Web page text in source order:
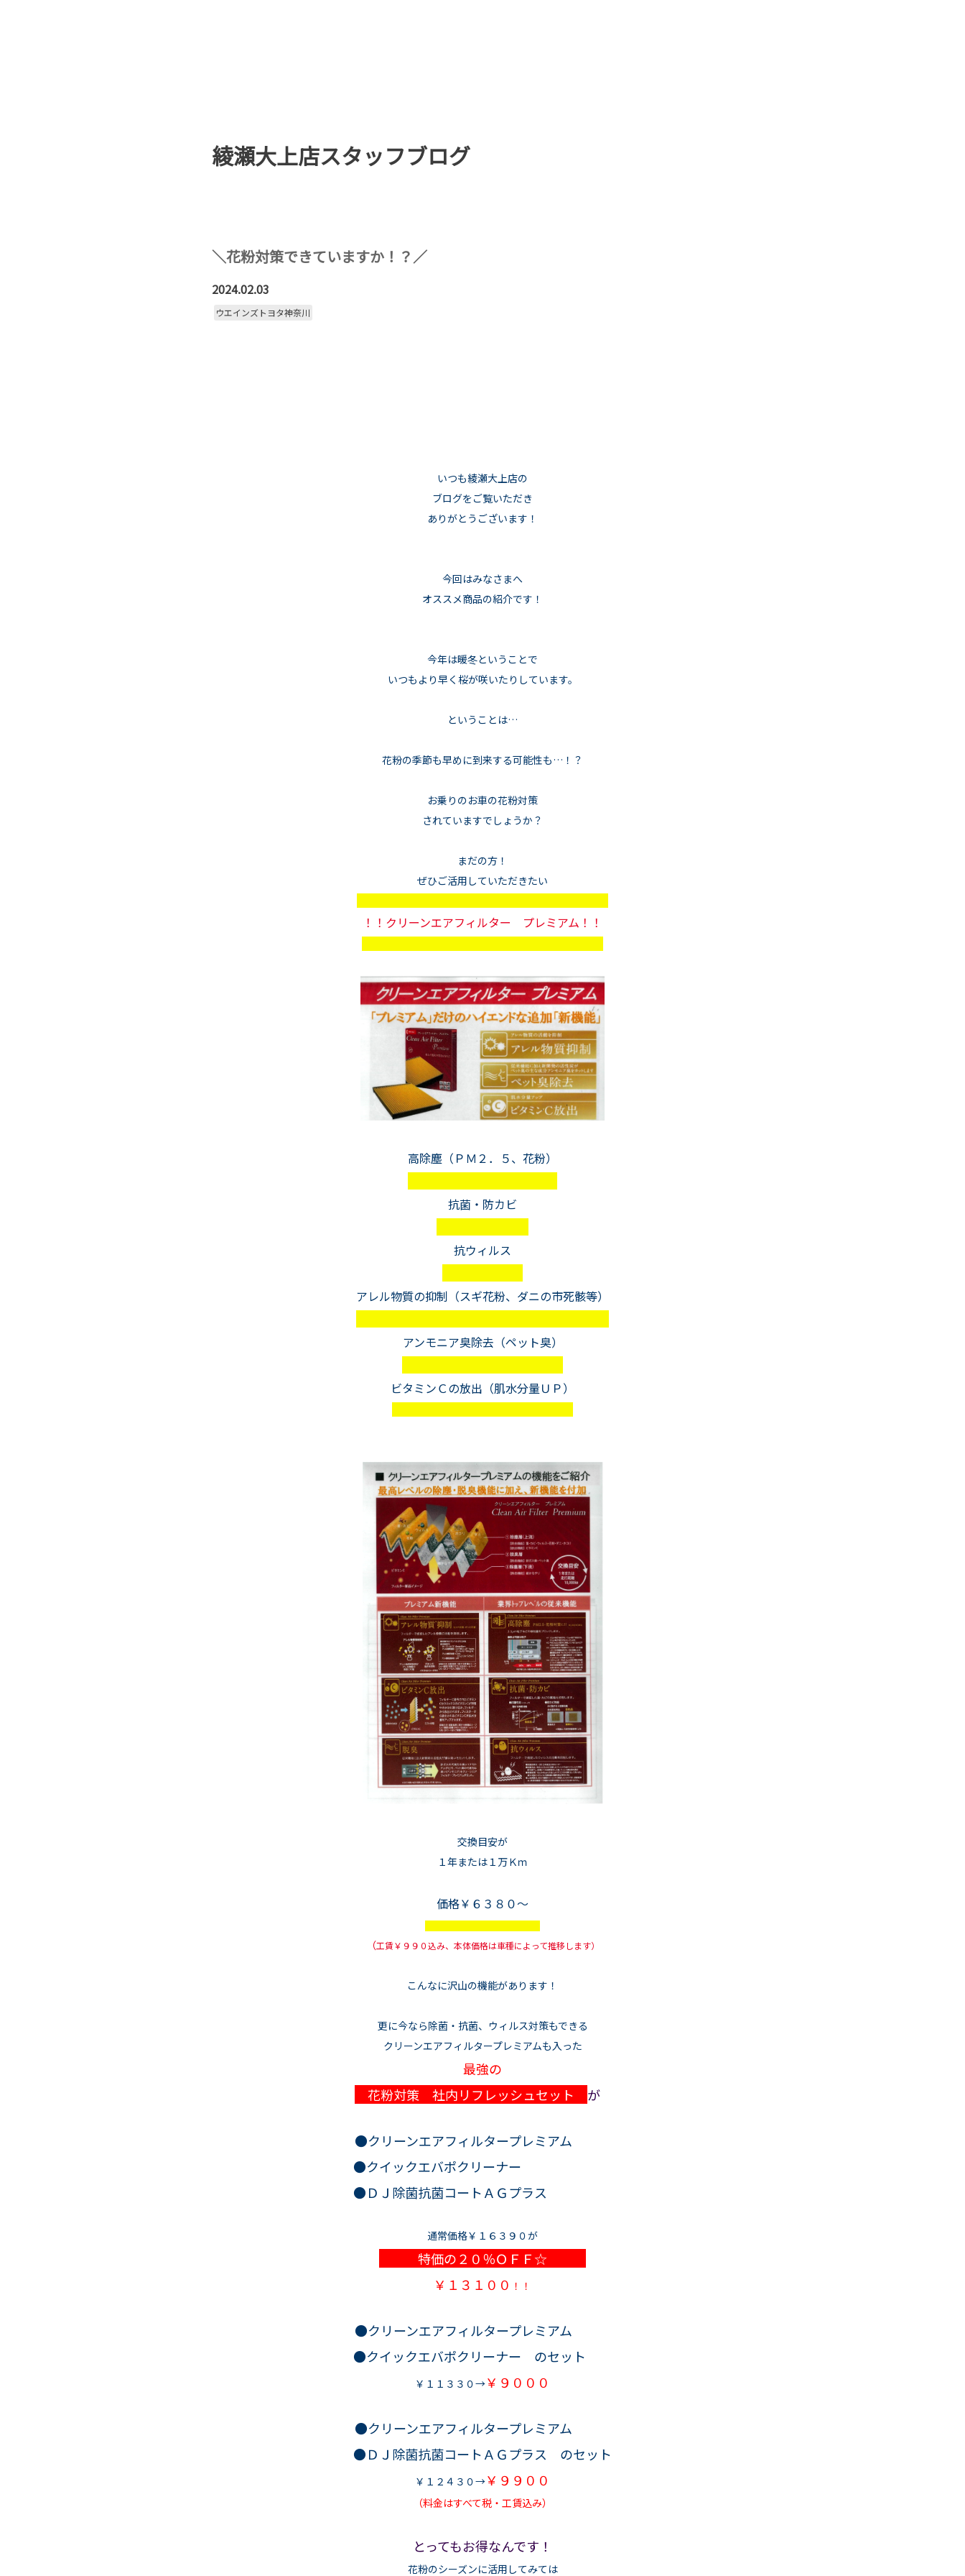
綾瀬大上店スタッフブログ
＼花粉対策できていますか！？／
2024.02.03
ウエインズトヨタ神奈川
いつも綾瀬大上店の
ブログをご覧いただき
ありがとうございます！
今回はみなさまへ
オススメ商品の紹介です！
今年は暖冬ということで
いつもより早く桜が咲いたりしています。
ということは…
花粉の季節も早めに到来する可能性も…！？
お乗りのお車の花粉対策
されていますでしょうか？
まだの方！
ぜひご活用していただきたい
！！クリーンエアフィルター プレミアム！！
高除塵（ＰＭ２．５、花粉）
抗菌・防カビ
抗ウィルス
アレル物質の抑制（スギ花粉、ダニの市死骸等）
アンモニア臭除去（ペット臭）
ビタミンＣの放出（肌水分量ＵＰ）
交換目安が
１年または１万Ｋｍ
価格￥６３８０～
（工賃￥９９０込み、本体価格は車種によって推移します）
こんなに沢山の機能があります！
更に今なら除菌・抗菌、ウィルス対策もできる
クリーンエアフィルタープレミアムも入った
最強の
花粉対策 社内リフレッシュセット が
●クリーンエアフィルタープレミアム
●クイックエバポクリーナー
●ＤＪ除菌抗菌コートＡＧプラス
通常価格￥１６３９０が
特価の２０％ＯＦＦ☆
￥１３１００ ！！
●クリーンエアフィルタープレミアム
●クイックエバポクリーナー のセット
￥１１３３０→￥９０００
●クリーンエアフィルタープレミアム
●ＤＪ除菌抗菌コートＡＧプラス のセット
￥１２４３０→￥９９００
（料金はすべて税・工賃込み）
とってもお得なんです！
花粉のシーズンに活用してみては